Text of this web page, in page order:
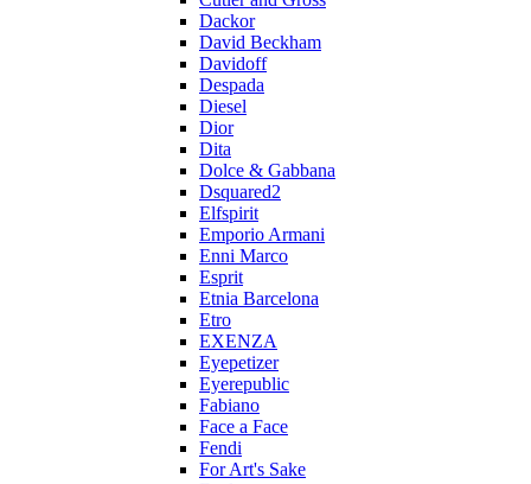
Dackor
David Beckham
Davidoff
Despada
Diesel
Dior
Dita
Dolce & Gabbana
Dsquared2
Elfspirit
Emporio Armani
Enni Marco
Esprit
Etnia Barcelona
Etro
EXENZA
Eyepetizer
Eyerepublic
Fabiano
Face a Face
Fendi
For Art's Sake